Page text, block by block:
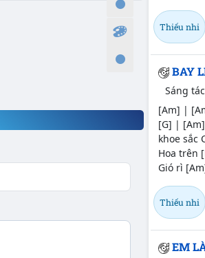
Thiếu nhi
BAY
Sáng
[Am] |
[G] |
khoe sắc
Hoa trên
Gió rì
Thiếu nhi
EM